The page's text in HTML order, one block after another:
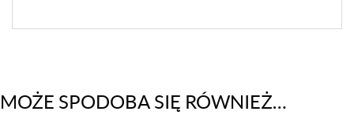
MOŻE SPODOBA SIĘ RÓWNIEŻ…